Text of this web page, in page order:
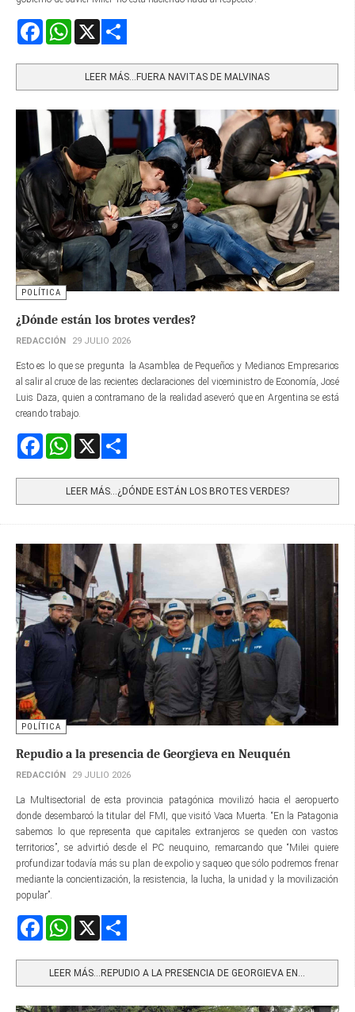
FacebookWhatsApp
LEER MÁS…FUERA NAVITAS DE MALVINAS
POLÍTICA
¿Dónde están los brotes verdes?
REDACCIÓN 29 JULIO 2026
Esto es lo que se pregunta la Asamblea de Pequeños y Medianos Empresarios
al salir al cruce de las recientes declaraciones del viceministro de Economía, José
Luis Daza, quien a contramano de la realidad aseveró que en Argentina se está
creando trabajo.
FacebookWhatsApp
LEER MÁS…¿DÓNDE ESTÁN LOS BROTES VERDES?
POLÍTICA
Repudio a la presencia de Georgieva en Neuquén
REDACCIÓN 29 JULIO 2026
La Multisectorial de esta provincia patagónica movilizó hacia el aeropuerto
donde desembarcó la titular del FMI, que visitó Vaca Muerta. “En la Patagonia
sabemos lo que representa que capitales extranjeros se queden con vastos
territorios”, se advirtió desde el PC neuquino, remarcando que “Milei quiere
profundizar todavía más su plan de expolio y saqueo que sólo podremos frenar
mediante la concientización, la resistencia, la lucha, la unidad y la movilización
popular”.
FacebookWhatsApp
LEER MÁS…REPUDIO A LA PRESENCIA DE GEORGIEVA EN...